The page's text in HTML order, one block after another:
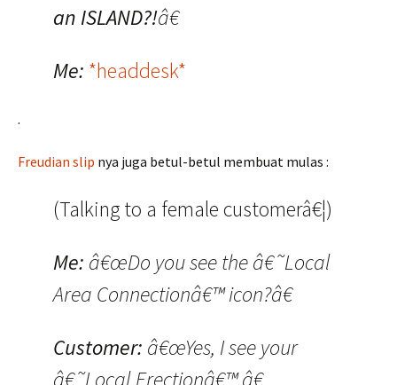
an ISLAND?!â€
Me: *headdesk*
.
Freudian slip nya juga betul-betul membuat mulas :
(Talking to a female customerâ€¦)
Me: â€œDo you see the â€˜Local
Area Connectionâ€™ icon?â€
Customer: â€œYes, I see your
â€˜Local Erectionâ€™.â€